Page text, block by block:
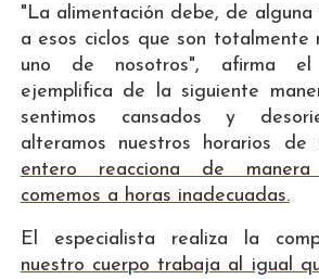
"La alimentación debe, de
a esos ciclos que son totalmente
uno de nosotros", afirma el
ejemplifica de la siguiente
sentimos cansados y
alteramos nuestros horarios de
entero reacciona de
comemos a horas inadecuadas.
El especialista realiza la
nuestro cuerpo trabaja al igual